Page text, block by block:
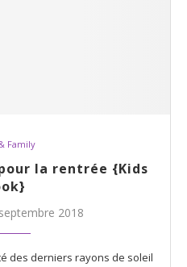
Family
la rentrée {Kids
2018
des derniers rayons de soleil